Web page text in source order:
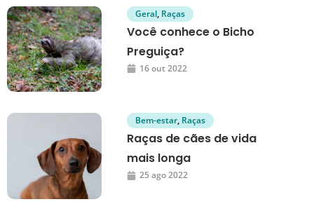
Geral, Raças
Você conhece o Bicho
Preguiça?
16 out 2022
Bem-estar, Raças
Raças de cães de vida
mais longa
25 ago 2022